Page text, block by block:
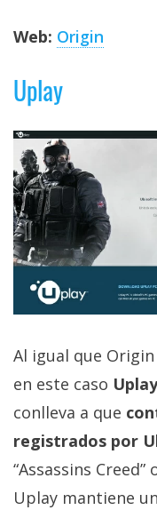
Web: Origin
Uplay
Al igual que
en este caso
conlleva a que
registrados por
“Assassins
Uplay mantiene